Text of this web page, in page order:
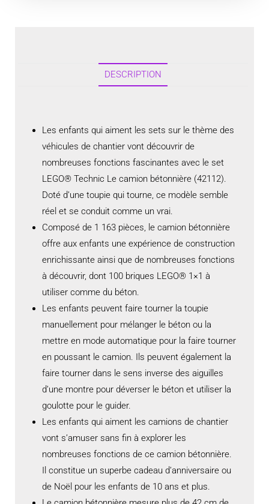
DESCRIPTION
Les enfants qui aiment les sets sur le thème des
véhicules de chantier vont découvrir de
nombreuses fonctions fascinantes avec le set
LEGO® Technic Le camion bétonnière (42112).
Doté d’une toupie qui tourne, ce modèle semble
réel et se conduit comme un vrai.
Composé de 1 163 pièces, le camion bétonnière
offre aux enfants une expérience de construction
enrichissante ainsi que de nombreuses fonctions
à découvrir, dont 100 briques LEGO® 1×1 à
utiliser comme du béton.
Les enfants peuvent faire tourner la toupie
manuellement pour mélanger le béton ou la
mettre en mode automatique pour la faire tourner
en poussant le camion. Ils peuvent également la
faire tourner dans le sens inverse des aiguilles
d’une montre pour déverser le béton et utiliser la
goulotte pour le guider.
Les enfants qui aiment les camions de chantier
vont s’amuser sans fin à explorer les
nombreuses fonctions de ce camion bétonnière.
Il constitue un superbe cadeau d’anniversaire ou
de Noël pour les enfants de 10 ans et plus.